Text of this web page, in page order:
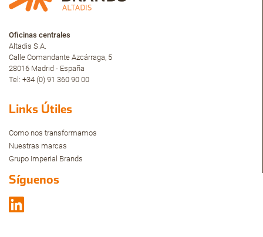
Oficinas centrales
Altadis S.A.
Calle Comandante Azcárraga, 5
28016 Madrid - España
Tel: +34 (0) 91 360 90 00
Links Útiles
Como nos transformamos
Nuestras marcas
Grupo Imperial Brands
Síguenos